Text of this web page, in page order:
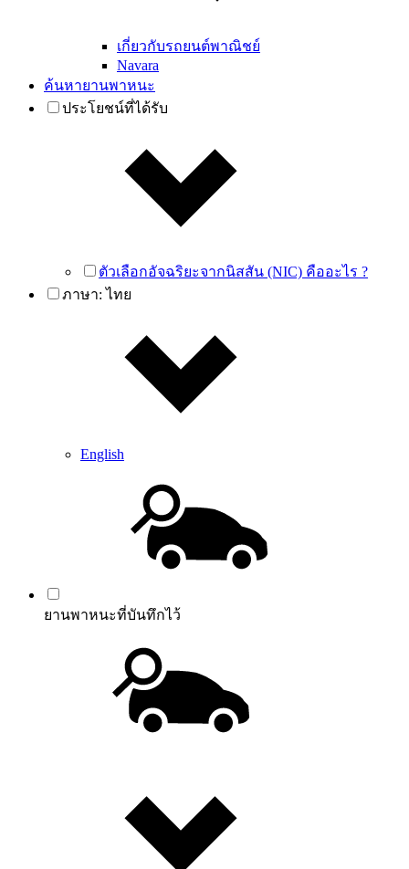
เกี่ยวกับรถยนต์พาณิชย์
Navara
ค้นหายานพาหนะ
ประโยชน์ที่ได้รับ
ตัวเลือกอัจฉริยะจากนิสสัน (NIC) คืออะไร ?
ภาษา:ไทย
English
ยานพาหนะที่บันทึกไว้